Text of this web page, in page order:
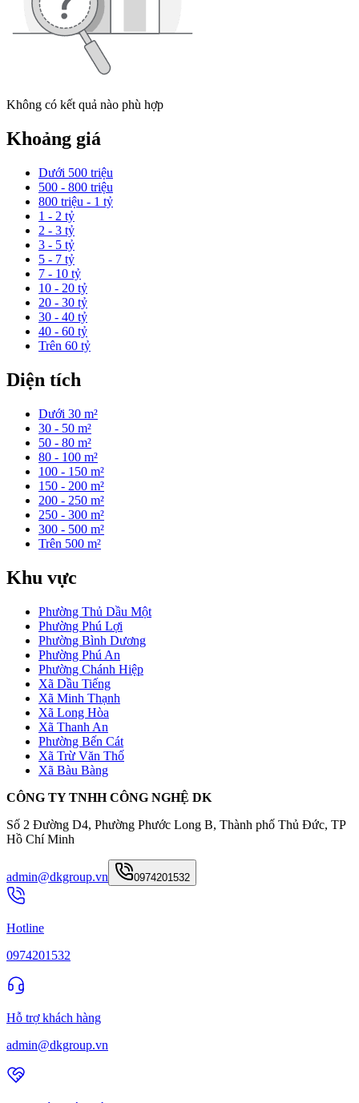
Không có kết quả nào phù hợp
Khoảng giá
Dưới 500 triệu
500 - 800 triệu
800 triệu - 1 tỷ
1 - 2 tỷ
2 - 3 tỷ
3 - 5 tỷ
5 - 7 tỷ
7 - 10 tỷ
10 - 20 tỷ
20 - 30 tỷ
30 - 40 tỷ
40 - 60 tỷ
Trên 60 tỷ
Diện tích
Dưới 30 m²
30 - 50 m²
50 - 80 m²
80 - 100 m²
100 - 150 m²
150 - 200 m²
200 - 250 m²
250 - 300 m²
300 - 500 m²
Trên 500 m²
Khu vực
Phường Thủ Dầu Một
Phường Phú Lợi
Phường Bình Dương
Phường Phú An
Phường Chánh Hiệp
Xã Dầu Tiếng
Xã Minh Thạnh
Xã Long Hòa
Xã Thanh An
Phường Bến Cát
Xã Trừ Văn Thố
Xã Bàu Bàng
CÔNG TY TNHH CÔNG NGHỆ DK
Số 2 Đường D4, Phường Phước Long B, Thành phố Thủ Đức, TP
Hồ Chí Minh
admin@dkgroup.vn 0974201532
Hotline
0974201532
Hỗ trợ khách hàng
admin@dkgroup.vn